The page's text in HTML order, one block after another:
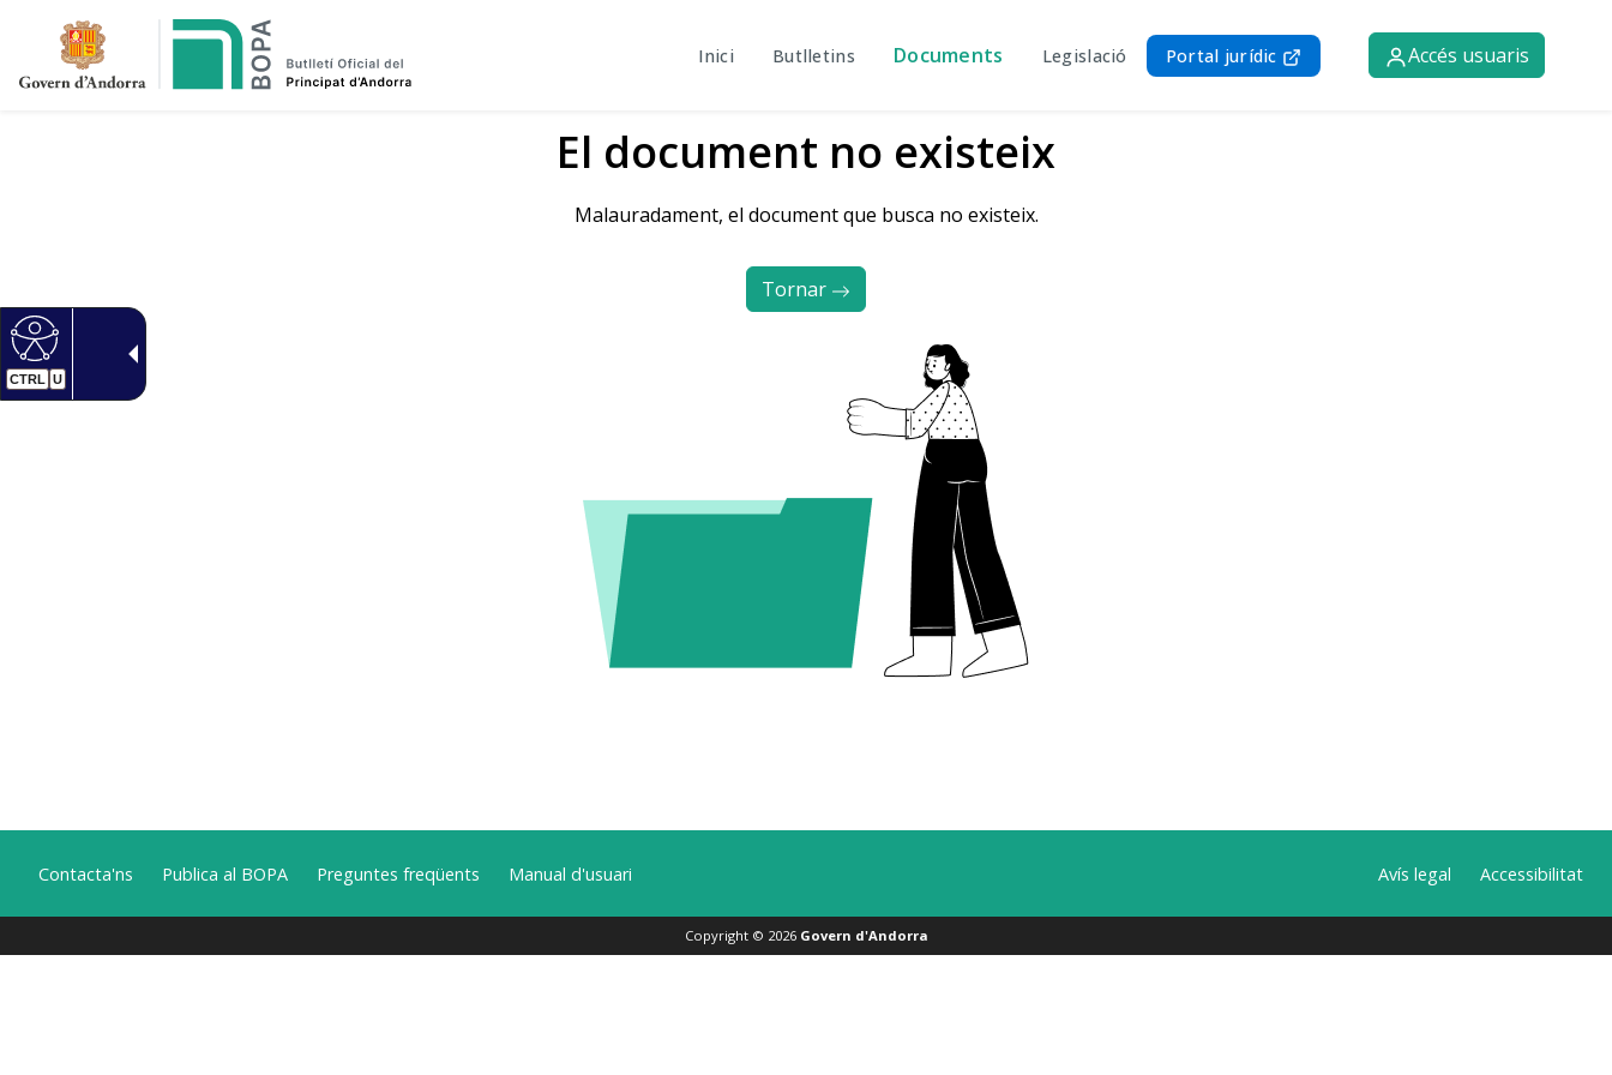
CTRL U
Inici Butlletins Documents Legislació Portal jurídic Accés usuaris
El document no existeix
Malauradament, el document que busca no existeix.
Contacta'ns Publica al BOPA Preguntes freqüents Manual d'usuari Avís legal Accessibilitat
Copyright © 2026 Govern d'Andorra